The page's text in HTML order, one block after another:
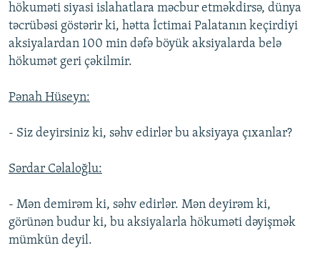
hökuməti siyasi islahatlara məcbur etməkdirsə, dünya
təcrübəsi göstərir ki, hətta İctimai Palatanın keçirdiyi
aksiyalardan 100 min dəfə böyük aksiyalarda belə
hökumət geri çəkilmir.
Pənah Hüseyn:
- Siz deyirsiniz ki, səhv edirlər bu aksiyaya çıxanlar?
Sərdar Cəlaloğlu:
- Mən demirəm ki, səhv edirlər. Mən deyirəm ki,
görünən budur ki, bu aksiyalarla hökuməti dəyişmək
mümkün deyil.